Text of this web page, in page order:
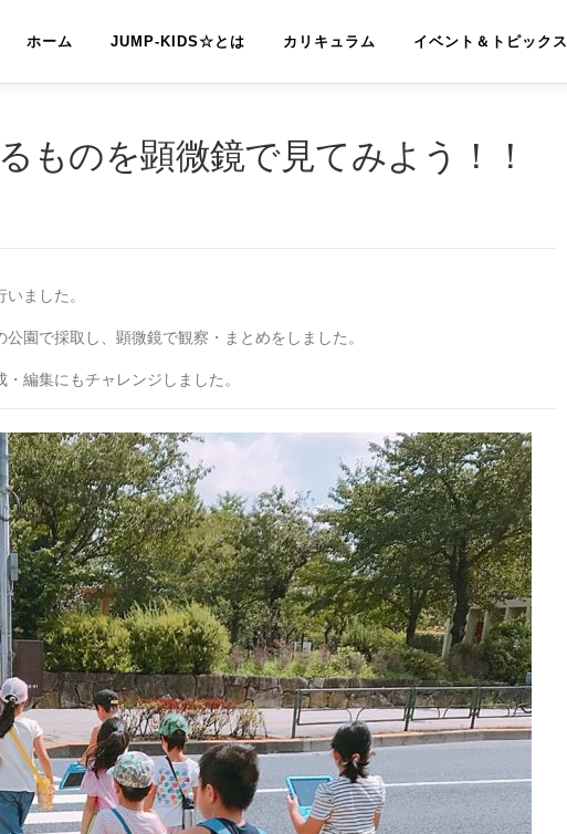
ホーム JUMP-KIDS☆とは カリキュラム イベント＆トピックス
のを顕微鏡で見てみよう！！
ました。
園で採取し、顕微鏡で観察・まとめをしました。
編集にもチャレンジしました。